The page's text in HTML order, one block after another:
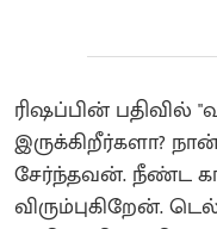
ரிஷப்பின்
இருக்கிறீர்களா?
சேர்ந்தவன். நீண்ட
விரும்புகிறேன்.